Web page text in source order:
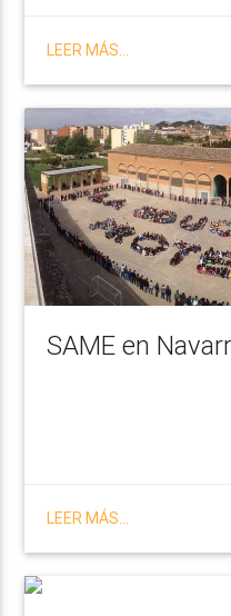
LEER MÁS...
SAME en
LEER MÁS...